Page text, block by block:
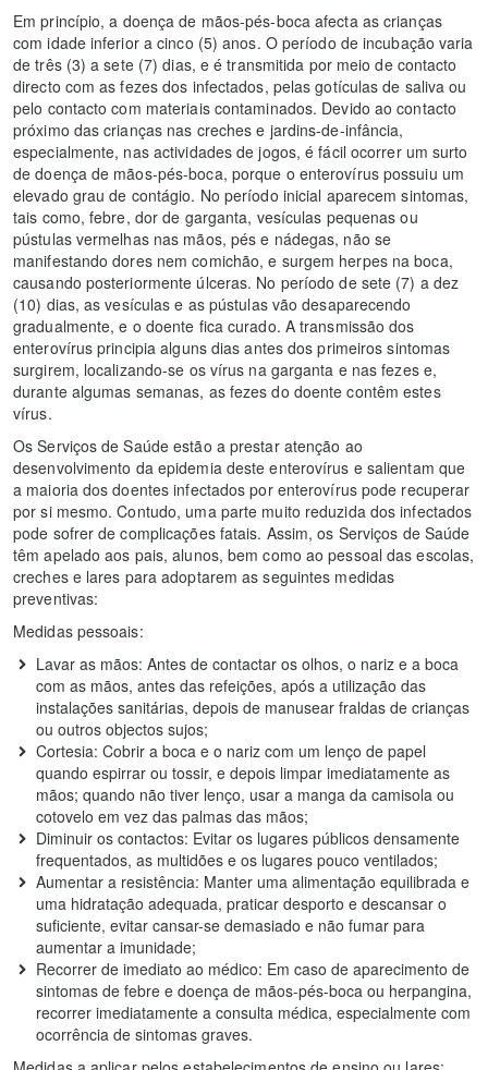
Em princípio, a doença de mãos-pés-boca afecta as crianças
com idade inferior a cinco (5) anos. O período de incubação varia
de três (3) a sete (7) dias, e é transmitida por meio de contacto
directo com as fezes dos infectados, pelas gotículas de saliva ou
pelo contacto com materiais contaminados. Devido ao contacto
próximo das crianças nas creches e jardins-de-infância,
especialmente, nas actividades de jogos, é fácil ocorrer um surto
de doença de mãos-pés-boca, porque o enterovírus possuiu um
elevado grau de contágio. No período inicial aparecem sintomas,
tais como, febre, dor de garganta, vesículas pequenas ou
pústulas vermelhas nas mãos, pés e nádegas, não se
manifestando dores nem comichão, e surgem herpes na boca,
causando posteriormente úlceras. No período de sete (7) a dez
(10) dias, as vesículas e as pústulas vão desaparecendo
gradualmente, e o doente fica curado. A transmissão dos
enterovírus principia alguns dias antes dos primeiros sintomas
surgirem, localizando-se os vírus na garganta e nas fezes e,
durante algumas semanas, as fezes do doente contêm estes
vírus.
Os Serviços de Saúde estão a prestar atenção ao
desenvolvimento da epidemia deste enterovírus e salientam que
a maioria dos doentes infectados por enterovírus pode recuperar
por si mesmo. Contudo, uma parte muito reduzida dos infectados
pode sofrer de complicações fatais. Assim, os Serviços de Saúde
têm apelado aos pais, alunos, bem como ao pessoal das escolas,
creches e lares para adoptarem as seguintes medidas
preventivas:
Medidas pessoais:
Lavar as mãos: Antes de contactar os olhos, o nariz e a boca
com as mãos, antes das refeições, após a utilização das
instalações sanitárias, depois de manusear fraldas de crianças
ou outros objectos sujos;
Cortesia: Cobrir a boca e o nariz com um lenço de papel
quando espirrar ou tossir, e depois limpar imediatamente as
mãos; quando não tiver lenço, usar a manga da camisola ou
cotovelo em vez das palmas das mãos;
Diminuir os contactos: Evitar os lugares públicos densamente
frequentados, as multidões e os lugares pouco ventilados;
Aumentar a resistência: Manter uma alimentação equilibrada e
uma hidratação adequada, praticar desporto e descansar o
suficiente, evitar cansar-se demasiado e não fumar para
aumentar a imunidade;
Recorrer de imediato ao médico: Em caso de aparecimento de
sintomas de febre e doença de mãos-pés-boca ou herpangina,
recorrer imediatamente a consulta médica, especialmente com
ocorrência de sintomas graves.